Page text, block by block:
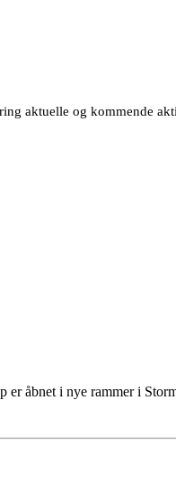
aktuelle og kommende
er åbnet i nye rammer i